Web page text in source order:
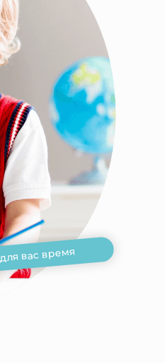
вас время